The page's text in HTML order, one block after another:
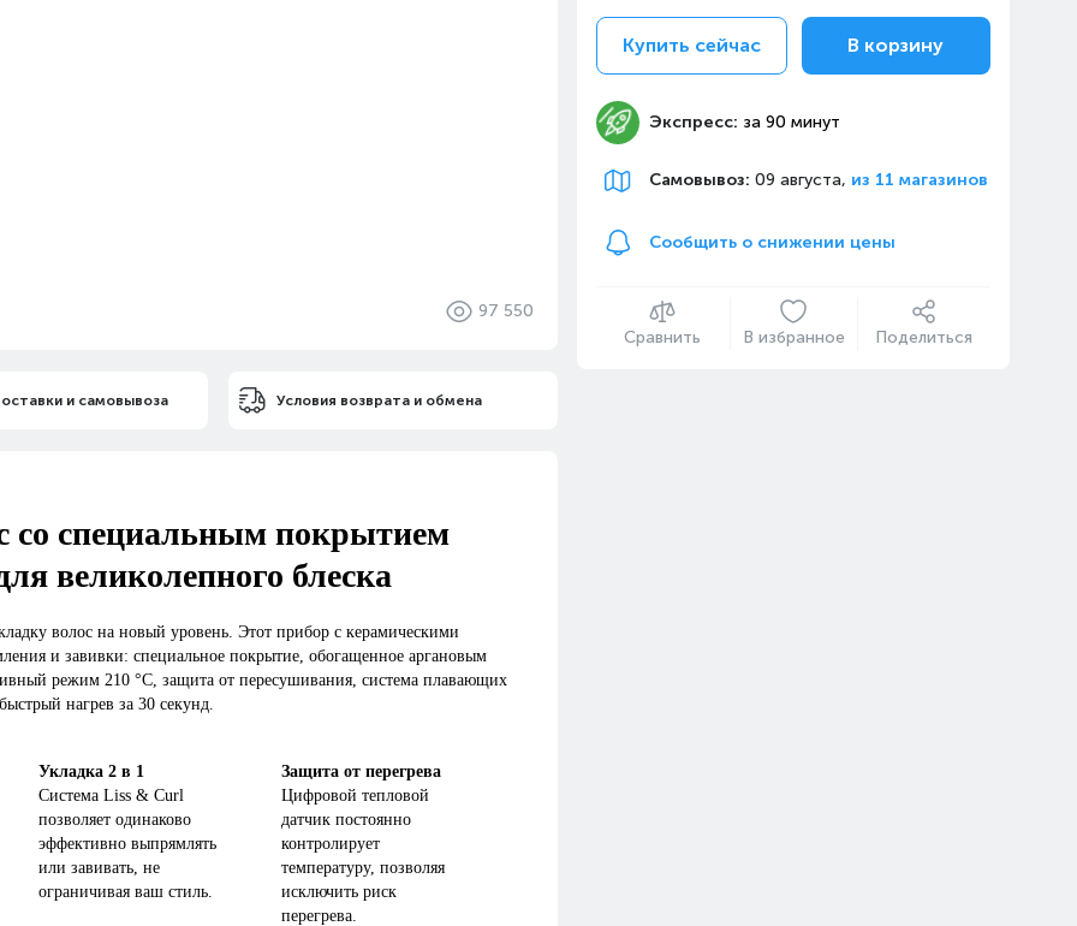
97 550
Купить сейчас В корзину
Экспресс: за 90 минут
Самовывоз: 09 августа, из 11 магазинов
Сообщить о снижении цены
Сравнить В избранное Поделиться
и самовывоза Условия возврата и обмена
со специальным покрытием
великолепного блеска
волос на новый уровень. Этот прибор с керамическими
и завивки: специальное покрытие, обогащенное аргановым
режим 210 °C, защита от пересушивания, система плавающих
нагрев за 30 секунд.
Укладка 2 в 1
Система Liss & Curl
позволяет одинаково
эффективно выпрямлять
или завивать, не
ограничивая ваш стиль.
Защита от перегрева
Цифровой тепловой
датчик постоянно
контролирует
температуру, позволяя
исключить риск
перегрева.